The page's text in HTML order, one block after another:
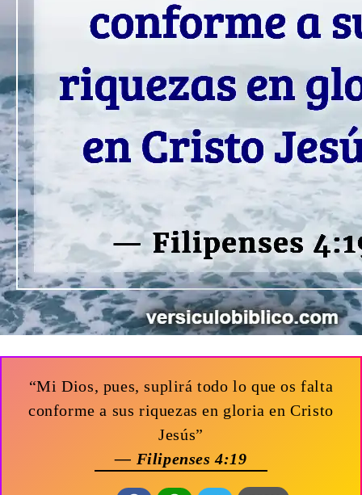
“Mi Dios, pues, suplirá todo lo que os falta
conforme a sus riquezas en gloria en Cristo
Jesús”
— Filipenses 4:19